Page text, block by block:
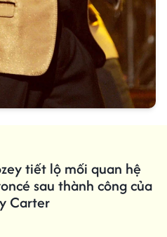
tiết lộ mối quan hệ
sau thành công của
Carter